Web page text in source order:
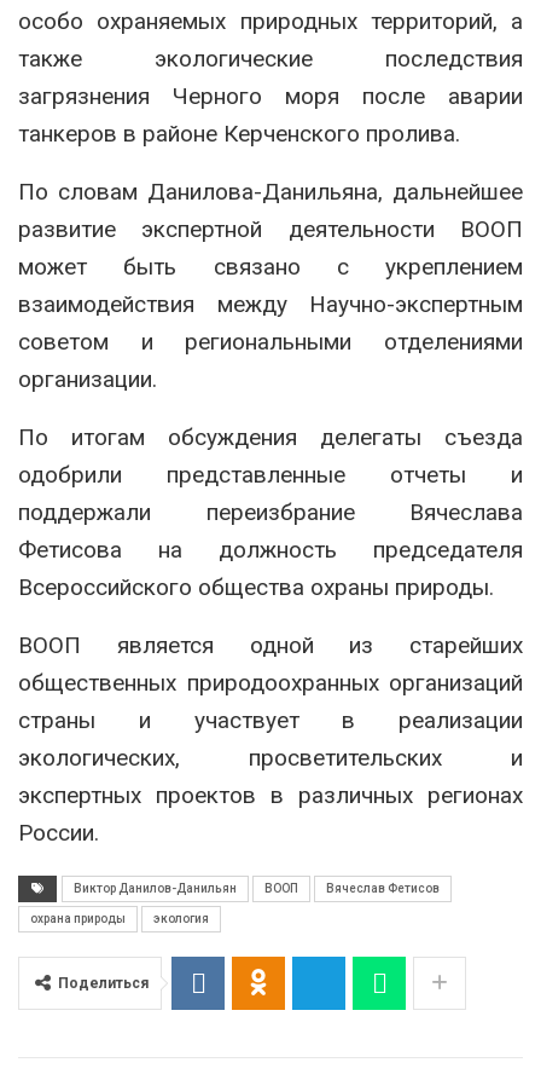
особо охраняемых природных территорий, а
также экологические последствия
загрязнения Черного моря после аварии
танкеров в районе Керченского пролива.
По словам Данилова-Данильяна, дальнейшее
развитие экспертной деятельности ВООП
может быть связано с укреплением
взаимодействия между Научно-экспертным
советом и региональными отделениями
организации.
По итогам обсуждения делегаты съезда
одобрили представленные отчеты и
поддержали переизбрание Вячеслава
Фетисова на должность председателя
Всероссийского общества охраны природы.
ВООП является одной из старейших
общественных природоохранных организаций
страны и участвует в реализации
экологических, просветительских и
экспертных проектов в различных регионах
России.
Виктор Данилов-Данильян ВООП Вячеслав Фетисов
охрана природы экология
Поделиться